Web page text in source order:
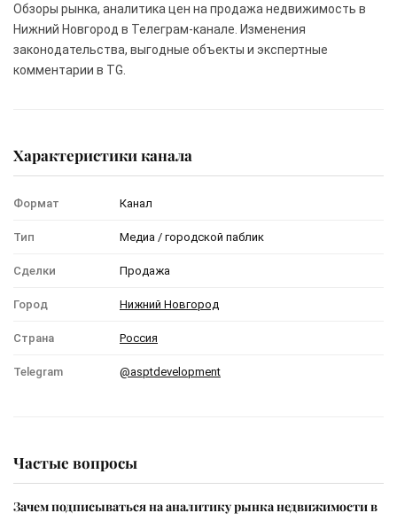
Обзоры рынка, аналитика цен на продажа недвижимость в
Нижний Новгород в Телеграм-канале. Изменения
законодательства, выгодные объекты и экспертные
комментарии в TG.
Характеристики канала
Формат Канал
Тип Медиа / городской паблик
Сделки Продажа
Город Нижний Новгород
Страна Россия
Telegram @asptdevelopment
Частые вопросы
Зачем подписываться на аналитику рынка недвижимости в